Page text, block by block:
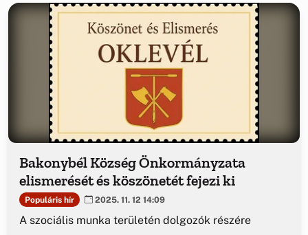
Bakonybél Község Önkormányzata
elismerését és köszönetét fejezi ki
Populáris hír 2025. 11. 12 14:09
A szociális munka területén dolgozók részére